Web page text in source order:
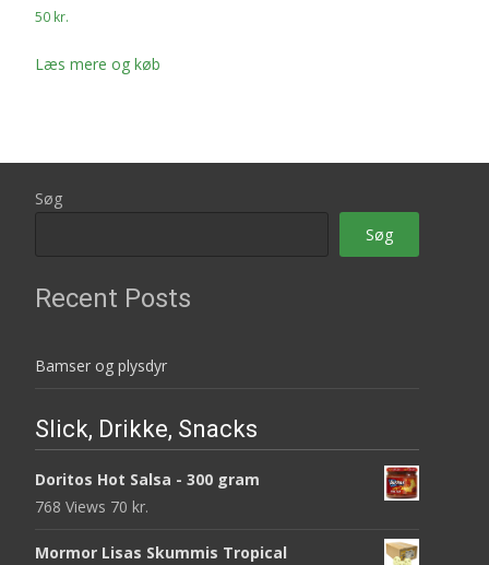
50 kr.
Læs mere og køb
Søg
Søg
Recent Posts
Bamser og plysdyr
Slick, Drikke, Snacks
Doritos Hot Salsa - 300 gram
768 Views 70 kr.
Mormor Lisas Skummis Tropical